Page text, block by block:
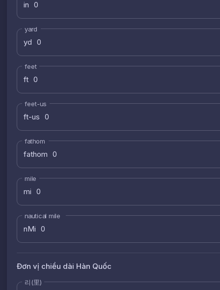
in
yard
yd
feet
ft
feet-us
ft-us
fathom
fathom
mile
mi
nautical mile
nMi
Đơn vị chiều dài Hàn Quốc
리(里)